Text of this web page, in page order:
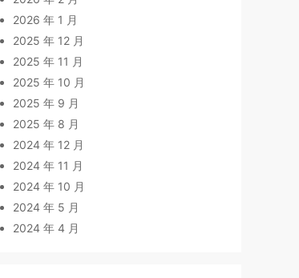
2026 年 1 月
2025 年 12 月
2025 年 11 月
2025 年 10 月
2025 年 9 月
2025 年 8 月
2024 年 12 月
2024 年 11 月
2024 年 10 月
2024 年 5 月
2024 年 4 月